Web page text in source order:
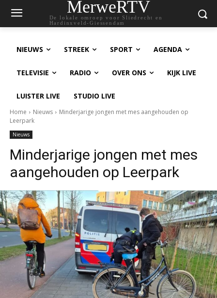
MerweRTV
De lokale omroep voor Sliedrecht en
Hardinxveld-Giessendam
NIEUWS STREEK SPORT AGENDA
TELEVISIE RADIO OVER ONS KIJK LIVE
LUISTER LIVE STUDIO LIVE
Home Nieuws
Minderjarige jongen met mes aangehouden op
Leerpark
Nieuws
Minderjarige jongen met mes
aangehouden op Leerpark